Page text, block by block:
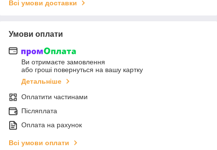
Всі умови доставки
Умови оплати
Ви отримаєте замовлення
або гроші повернуться на вашу картку
Детальніше
Оплатити частинами
Післяплата
Оплата на рахунок
Всі умови оплати